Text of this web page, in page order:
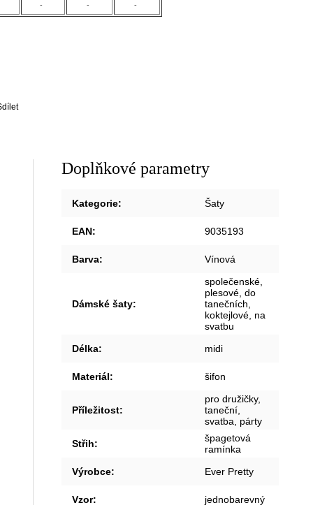
- - -
Doplňkové parametry
Kategorie: Šaty
EAN: 9035193
Barva: Vínová
Dámské šaty:
společenské,
plesové, do
tanečních,
koktejlové, na
svatbu
Délka: midi
Materiál: šifon
Příležitost:
pro družičky,
taneční,
svatba, párty
Střih:
špagetová
ramínka
Výrobce: Ever Pretty
Vzor: jednobarevný